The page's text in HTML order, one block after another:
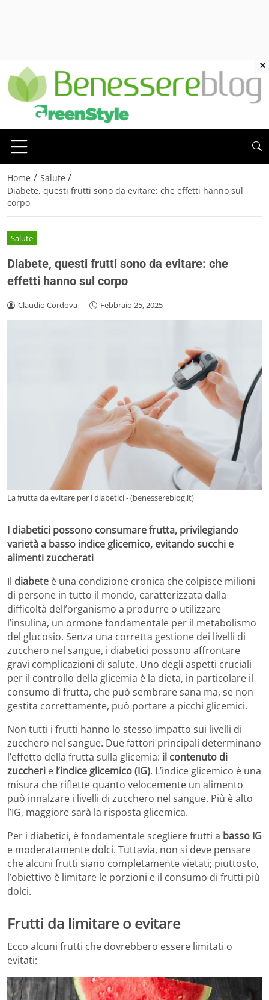
Home / Salute /
Diabete, questi frutti sono da evitare: che effetti hanno sul
corpo
Salute
Diabete, questi frutti sono da evitare: che
effetti hanno sul corpo
Claudio Cordova - Febbraio 25, 2025
La frutta da evitare per i diabetici - (benessereblog.it)
I diabetici possono consumare frutta, privilegiando
varietà a basso indice glicemico, evitando succhi e
alimenti zuccherati
Il diabete è una condizione cronica che colpisce milioni
di persone in tutto il mondo, caratterizzata dalla
difficoltà dell’organismo a produrre o utilizzare
l’insulina, un ormone fondamentale per il metabolismo
del glucosio. Senza una corretta gestione dei livelli di
zucchero nel sangue, i diabetici possono affrontare
gravi complicazioni di salute. Uno degli aspetti cruciali
per il controllo della glicemia è la dieta, in particolare il
consumo di frutta, che può sembrare sana ma, se non
gestita correttamente, può portare a picchi glicemici.
Non tutti i frutti hanno lo stesso impatto sui livelli di
zucchero nel sangue. Due fattori principali determinano
l’effetto della frutta sulla glicemia: il contenuto di
zuccheri e l’indice glicemico (IG). L’indice glicemico è una
misura che riflette quanto velocemente un alimento
può innalzare i livelli di zucchero nel sangue. Più è alto
l’IG, maggiore sarà la risposta glicemica.
Per i diabetici, è fondamentale scegliere frutti a basso IG
e moderatamente dolci. Tuttavia, non si deve pensare
che alcuni frutti siano completamente vietati; piuttosto,
l’obiettivo è limitare le porzioni e il consumo di frutti più
dolci.
Frutti da limitare o evitare
Ecco alcuni frutti che dovrebbero essere limitati o
evitati:
×